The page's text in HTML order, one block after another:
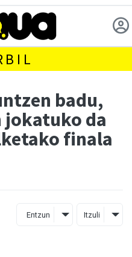
badu,
jokatuko da
finala
Entzun Itzuli